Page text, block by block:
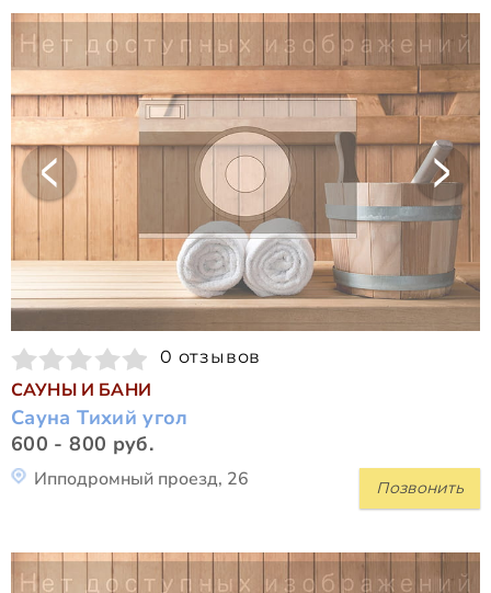
0 отзывов
САУНЫ И БАНИ
Сауна Тихий угол
600 - 800 руб.
Позвонить
Ипподромный проезд, 26